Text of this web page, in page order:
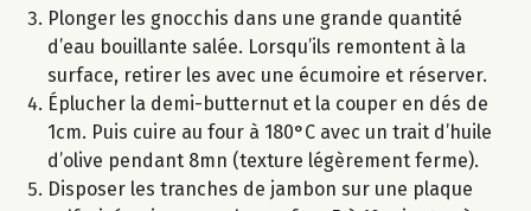
Plonger les gnocchis dans une grande quantité
d’eau bouillante salée. Lorsqu’ils remontent à la
surface, retirer les avec une écumoire et réserver.
Éplucher la demi-butternut et la couper en dés de
1cm. Puis cuire au four à 180°C avec un trait d’huile
d’olive pendant 8mn (texture légèrement ferme).
Disposer les tranches de jambon sur une plaque